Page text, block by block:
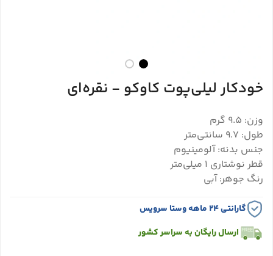
خودکار لیلی‌پوت کاوکو - نقره‌ای
وزن: 9.5 گرم
طول: 9.7 سانتی‌متر
جنس بدنه: آلومینیوم
قطر نوشتاری ۱ میلی‌متر
رنگ جوهر: آبی
گارانتی ۲۴ ماهه وستا سرویس
ارسال رایگان به سراسر کشور